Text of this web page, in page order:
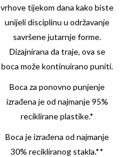
vrhove tijekom dana kako biste
unijeli disciplinu u održavanje
savršene jutarnje forme.
Dizajnirana da traje, ova se
boca može kontinuirano puniti.
Boca za ponovno punjenje
izrađena je od najmanje 95%
reciklirane plastike.*
Boca je izrađena od najmanje
30% recikliranog stakla.**